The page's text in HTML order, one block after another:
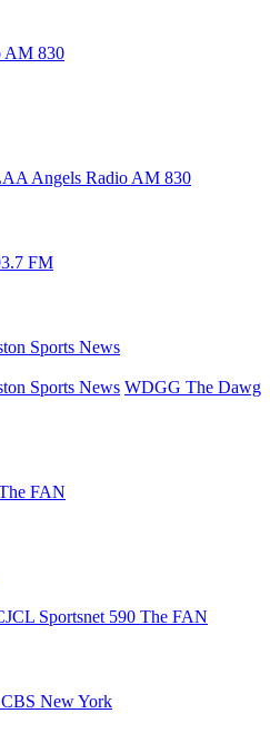
AM 830
Angels Radio AM 830
FM
Sports News
Sports News WDGG The Dawg
FAN
Sportsnet 590 The FAN
New York